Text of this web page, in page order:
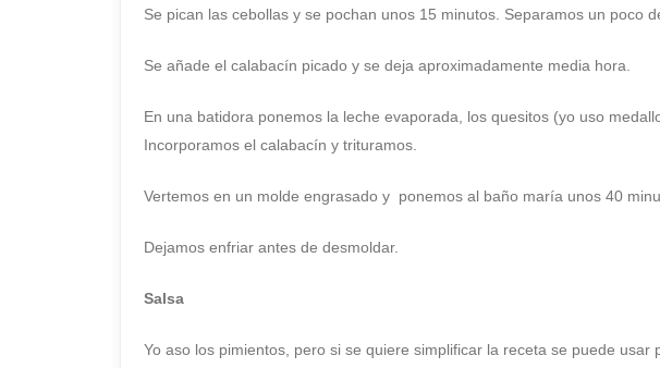
Se pican las cebollas y se pochan unos 15 minutos. Separamos un poco
Se añade el calabacín picado y se deja aproximadamente media hora.
En una batidora ponemos la leche evaporada, los quesitos (yo uso
Incorporamos el calabacín y trituramos.
Vertemos en un molde engrasado y ponemos al baño maría unos 40
Dejamos enfriar antes de desmoldar.
Salsa
Yo aso los pimientos, pero si se quiere simplificar la receta se puede usar